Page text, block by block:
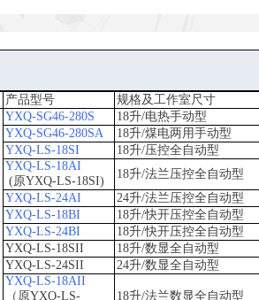
产品型号 规格及工作室尺寸
YXQ-SG46-280S
18升/电热手动型
YXQ-SG46-280SA
18升/煤电两用手动型
YXQ-LS-18SI
18升/压控全自动型
YXQ-LS-18AI
(原YXQ-LS-18SI)
18升/法兰压控全自动型
YXQ-LS-24AI
24升/法兰压控全自动型
YXQ-LS-18BI
18升/快开压控全自动型
YXQ-LS-24BI
18升/快开压控全自动型
YXQ-LS-18SII
18升/数显全自动型
YXQ-LS-24SII
24升/数显全自动型
YXQ-LS-18AII
（原YXQ-LS-
18升/法兰数显全自动型